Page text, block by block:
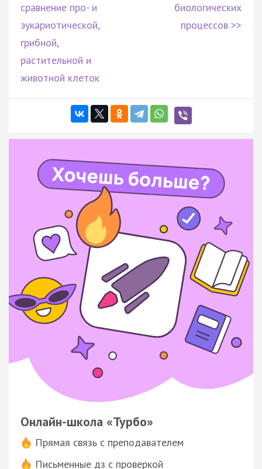
сравнение про- и
эукариотической,
грибной,
растительной и
животной клеток
биологических
процессов >>
Онлайн-школа «Турбо»
Прямая связь с преподавателем
Письменные дз с проверкой